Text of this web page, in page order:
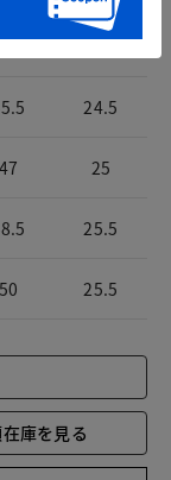
24
24.5
47 25
25.5
50 25.5
庫を見る